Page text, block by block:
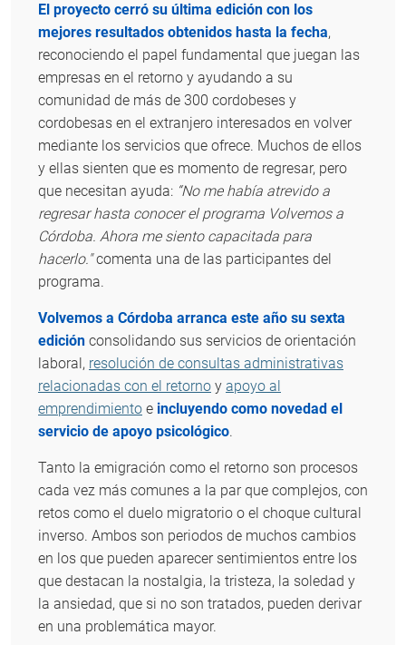
El proyecto cerró su última edición con los
mejores resultados obtenidos hasta la fecha,
reconociendo el papel fundamental que juegan las
empresas en el retorno y ayudando a su
comunidad de más de 300 cordobeses y
cordobesas en el extranjero interesados en volver
mediante los servicios que ofrece. Muchos de ellos
y ellas sienten que es momento de regresar, pero
que necesitan ayuda: “No me había atrevido a
regresar hasta conocer el programa Volvemos a
Córdoba. Ahora me siento capacitada para
hacerlo."comenta una de las participantes del
programa.
Volvemos a Córdoba arranca este año su sexta
edición consolidando sus servicios de orientación
laboral, resolución de consultas administrativas
relacionadas con el retorno y apoyo al
emprendimiento e incluyendo como novedad el
servicio de apoyo psicológico.
Tanto la emigración como el retorno son procesos
cada vez más comunes a la par que complejos, con
retos como el duelo migratorio o el choque cultural
inverso. Ambos son periodos de muchos cambios
en los que pueden aparecer sentimientos entre los
que destacan la nostalgia, la tristeza, la soledad y
la ansiedad, que si no son tratados, pueden derivar
en una problemática mayor.